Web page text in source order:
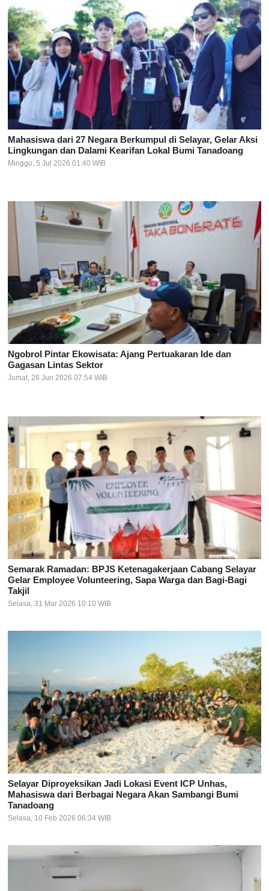
Mahasiswa dari 27 Negara Berkumpul di Selayar, Gelar Aksi
Lingkungan dan Dalami Kearifan Lokal Bumi Tanadoang
Minggu, 5 Jul 2026 01:40 WIB
Ngobrol Pintar Ekowisata: Ajang Pertuakaran Ide dan
Gagasan Lintas Sektor
Jumat, 26 Jun 2026 07:54 WIB
Semarak Ramadan: BPJS Ketenagakerjaan Cabang Selayar
Gelar Employee Volunteering, Sapa Warga dan Bagi-Bagi
Takjil
Selasa, 31 Mar 2026 10:10 WIB
Selayar Diproyeksikan Jadi Lokasi Event ICP Unhas,
Mahasiswa dari Berbagai Negara Akan Sambangi Bumi
Tanadoang
Selasa, 10 Feb 2026 06:34 WIB